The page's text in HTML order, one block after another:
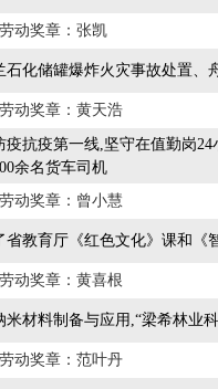
动奖章：张凯
石化储罐爆炸火灾事故处置、
动奖章：黄天浩
疫抗疫第一线,坚守在值勤岗
余名货车司机
动奖章：曾小慧
省教育厅《红色文化》课和《
动奖章：黄喜根
米材料制备与应用,“梁希林业
动奖章：范叶丹